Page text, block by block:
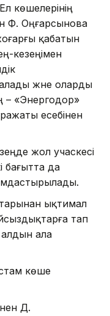
көшелерінің
Ф. Оңғарсынова
қабатын
кезеңімен
және оларды
– «Энергодор»
есебінен
жол учаскесі
бағытта да
ықтимал
тап
ала
көше
Д.